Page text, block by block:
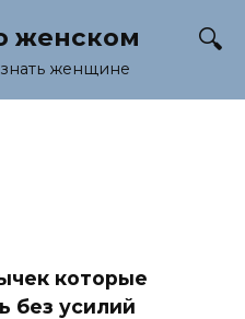
женском
женщине
которые
без усилий